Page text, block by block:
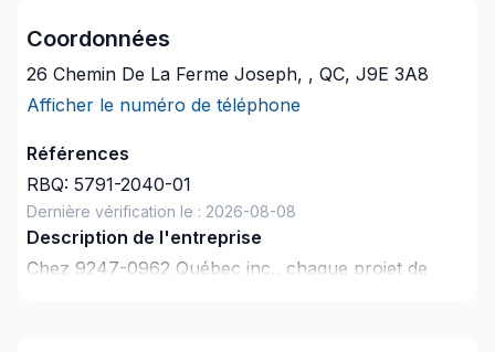
Coordonnées
26 Chemin De La Ferme Joseph, , QC, J9E 3A8
Afficher le numéro de téléphone
Références
RBQ: 5791-2040-01
Dernière vérification le : 2026-08-08
Description de l'entreprise
Chez 9247-0962 Québec inc., chaque projet de